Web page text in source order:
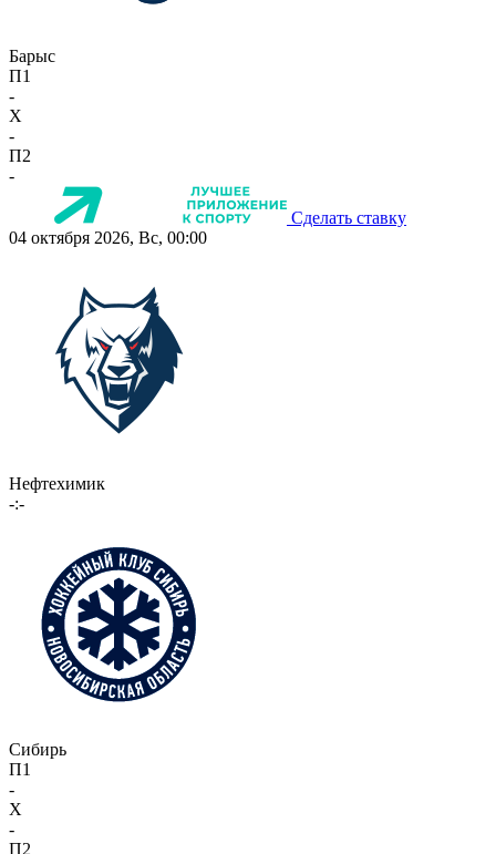
Барыс
П1
-
X
-
П2
-
Сделать ставку
04 октября 2026, Вс, 00:00
Нефтехимик
-:-
Сибирь
П1
-
X
-
П2